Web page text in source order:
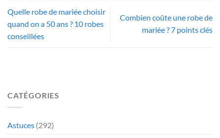
Quelle robe de mariée choisir
quand on a 50 ans ? 10 robes
conseillées
Combien coûte une robe de
mariée ? 7 points clés
CATÉGORIES
Astuces (292)